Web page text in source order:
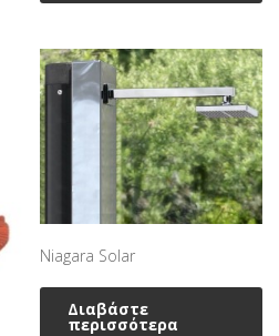
Niagara Solar
Διαβάστε
περισσότερα